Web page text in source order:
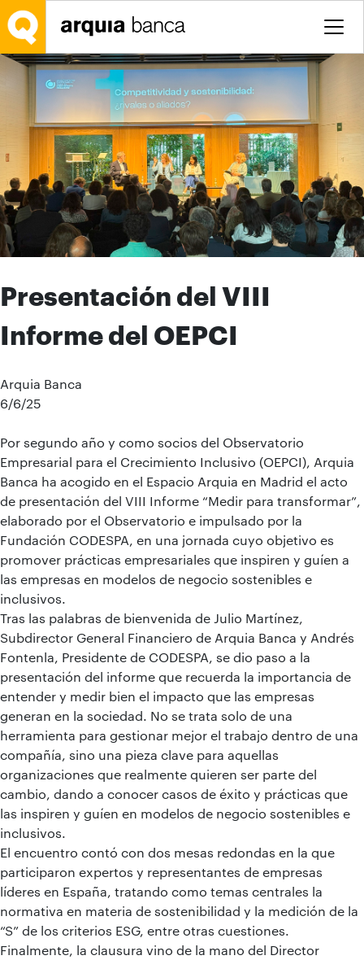
Saltar al contenido principal
Presentación del VIII
Informe del OEPCI
Arquia Banca
6/6/25
Por segundo año y como socios del Observatorio
Empresarial para el Crecimiento Inclusivo (OEPCI), Arquia
Banca ha acogido en el Espacio Arquia en Madrid el acto
de presentación del VIII Informe “Medir para transformar”,
elaborado por el Observatorio e impulsado por la
Fundación CODESPA, en una jornada cuyo objetivo es
promover prácticas empresariales que inspiren y guíen a
las empresas en modelos de negocio sostenibles e
inclusivos.
Tras las palabras de bienvenida de Julio Martínez,
Subdirector General Financiero de Arquia Banca y Andrés
Fontenla, Presidente de CODESPA, se dio paso a la
presentación del informe que recuerda la importancia de
entender y medir bien el impacto que las empresas
generan en la sociedad. No se trata solo de una
herramienta para gestionar mejor el trabajo dentro de una
compañía, sino una pieza clave para aquellas
organizaciones que realmente quieren ser parte del
cambio, dando a conocer casos de éxito y prácticas que
las inspiren y guíen en modelos de negocio sostenibles e
inclusivos.
El encuentro contó con dos mesas redondas en la que
participaron expertos y representantes de empresas
líderes en España, tratando como temas centrales la
normativa en materia de sostenibilidad y la medición de la
“S” de los criterios ESG, entre otras cuestiones.
Finalmente, la clausura vino de la mano del Director